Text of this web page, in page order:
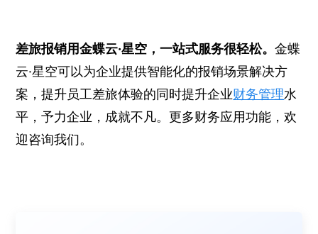
差旅报销用金蝶云·星空，一站式服务很轻松。金蝶
云·星空可以为企业提供智能化的报销场景解决方
案，提升员工差旅体验的同时提升企业财务管理水
平，予力企业，成就不凡。更多财务应用功能，欢
迎咨询我们。